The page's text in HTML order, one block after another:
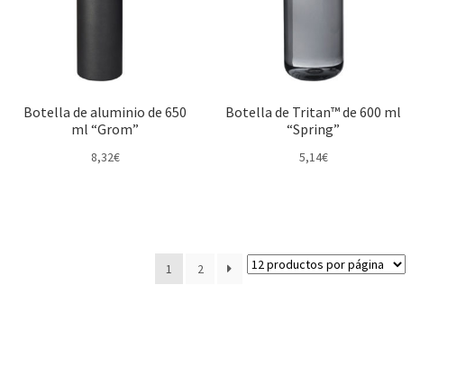
Botella de aluminio de 650
ml “Grom”
8,32€
Botella de Tritan™ de 600 ml
“Spring”
5,14€
1 2